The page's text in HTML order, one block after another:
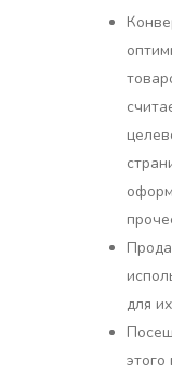
для